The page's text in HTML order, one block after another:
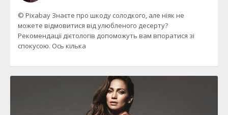
© Pixabay Знаєте про шкоду солодкого, але ніяк не
можете відмовитися від улюбленого десерту?
Рекомендації дієтологів допоможуть вам впоратися зі
спокусою. Ось кілька